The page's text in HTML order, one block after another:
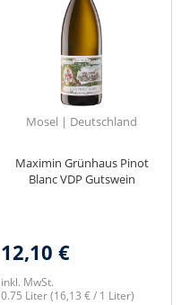
Mosel | Deutschland
Maximin Grünhaus Pinot
Blanc VDP Gutswein
12,10 €
inkl. MwSt.
0.75 Liter(16,13 € / 1 Liter)